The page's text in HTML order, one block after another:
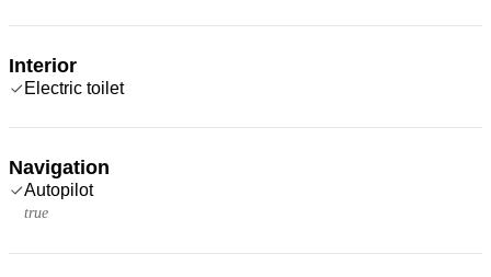
Interior
Electric toilet
Navigation
Autopilot
true